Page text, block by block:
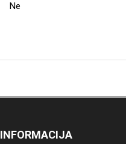
Ne
INFORMACIJA